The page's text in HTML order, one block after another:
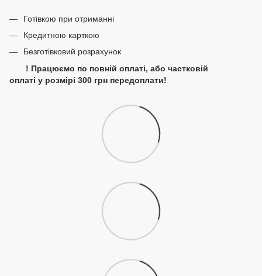
Готівкою при отриманні
Кредитною карткою
Безготівковий розрахунок
! Працюємо по повній оплаті, або частковій
оплаті у розмірі 300 грн передоплати!